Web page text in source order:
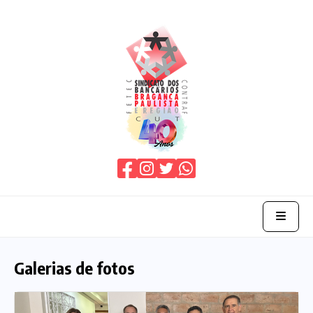
O Sindicato
Galerias de fotos